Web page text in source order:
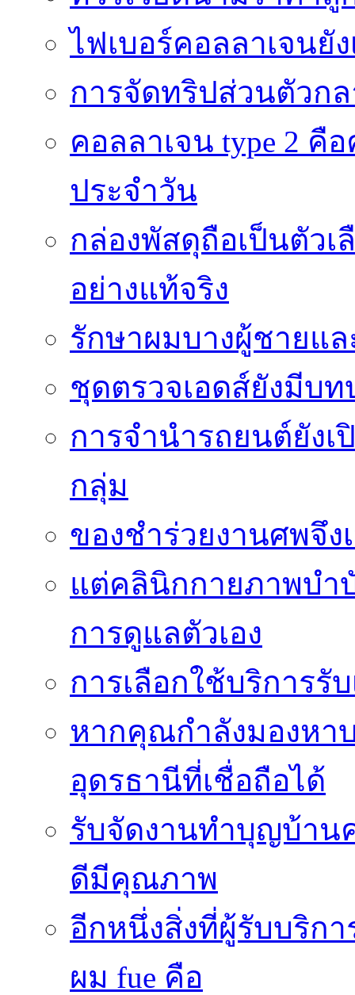
ไฟเบอร์คอลลาเจนยั
การจัดทริปส่วนตัวก
คอลลาเจน type 2
ประจำวัน
กล่องพัสดุถือเป็นตัว
อย่างแท้จริง
รักษาผมบางผู้ชายแ
ชุดตรวจเอดส์ยังมีบ
การจำนำรถยนต์ยัง
กลุ่ม
ของชำร่วยงานศพจึ
แต่คลินิกกายภาพบำ
การดูแลตัวเอง
การเลือกใช้บริการรั
หากคุณกำลังมองหา
อุดรธานีที่เชื่อถือได้
รับจัดงานทำบุญบ้าน
ดีมีคุณภาพ
อีกหนึ่งสิ่งที่ผู้รับบริก
ผม fue คือ